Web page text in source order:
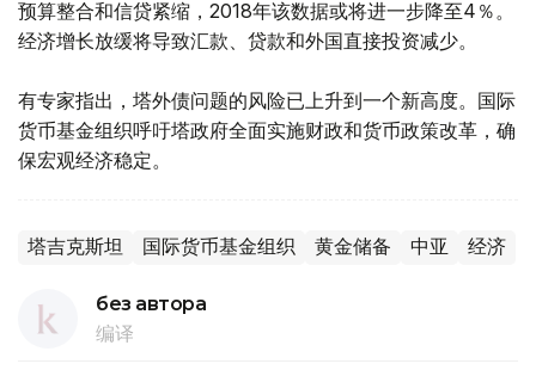
预算整合和信贷紧缩，2018年该数据或将进一步降至4％。
经济增长放缓将导致汇款、贷款和外国直接投资减少。
有专家指出，塔外债问题的风险已上升到一个新高度。国际
货币基金组织呼吁塔政府全面实施财政和货币政策改革，确
保宏观经济稳定。
塔吉克斯坦 国际货币基金组织 黄金储备 中亚 经济
без автора
编译